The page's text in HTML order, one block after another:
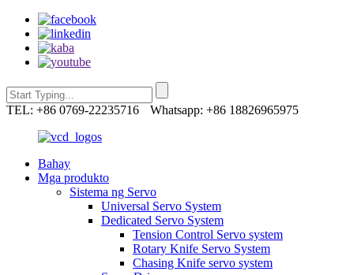
TEL: +86 0769-22235716 Whatsapp: +86 18826965975
Bahay
Mga produkto
Sistema ng Servo
Universal Servo System
Dedicated Servo System
Tension Control Servo system
Rotary Knife Servo System
Chasing Knife servo system